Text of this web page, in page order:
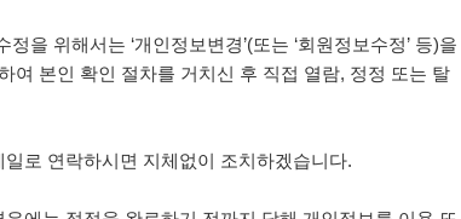
을 위해서는 ‘개인정보변경’(또는 ‘회원정보수정’ 등)을
여 본인 확인 절차를 거치신 후 직접 열람, 정정 또는 탈
로 연락하시면 지체없이 조치하겠습니다.